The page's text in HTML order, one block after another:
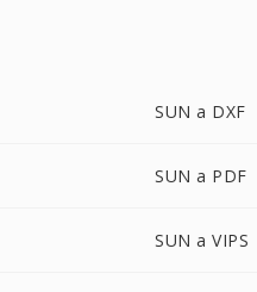
SUN a DXF
SUN a PDF
SUN a VIPS